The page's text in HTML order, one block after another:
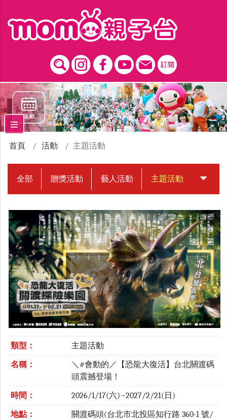
首頁 活動 主題活動
全部 贈獎活動 藝人活動 主題活動 中獎名
類型： 主題活動
名稱：
＼#會動的／【恐龍大復活】台北關渡碼
頭震撼登場！
時間： 2026/1/17(六)~2027/2/21(日)
地點：
關渡碼頭(台北市北投區知行路 360-1 號/